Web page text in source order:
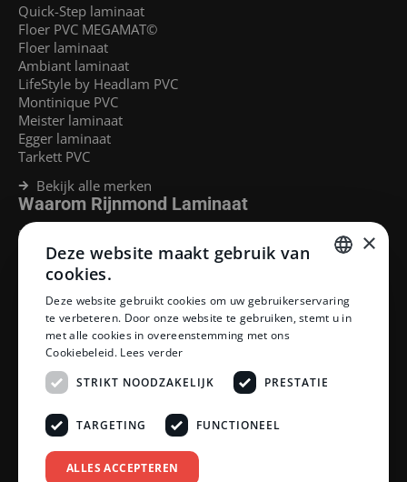
Quick-Step laminaat
Floer PVC MEGAMAT©
Floer laminaat
Ambiant laminaat
LifeStyle by Headlam PVC
Montinique PVC
Meister laminaat
Egger laminaat
Tarkett PVC
Bekijk alle merken
Waarom Rijnmond Laminaat
Legservice
Laminaat Capelle aan den Ijssel
Laminaat voor vloerverwarming
Klantenservice
Betaalmethoden
Openingstijden showroom
Afhalen en bezorgen
Retourprocedure
Veelgestelde vragen
Legservice
Neem contact op
Reviewpolicy
DUTCH
×
Deze website maakt gebruik van
cookies.
Deze website gebruikt cookies om uw gebruikerservaring
te verbeteren. Door onze website te gebruiken, stemt u in
met alle cookies in overeenstemming met ons
Cookiebeleid. Lees verder
STRIKT NOODZAKELIJK
PRESTATIE
TARGETING FUNCTIONEEL
ALLES ACCEPTEREN